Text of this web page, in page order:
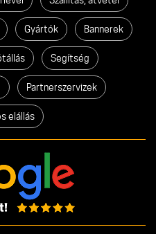
Gyártók Bannerek
Segítség
Partnerszervizek
elállás